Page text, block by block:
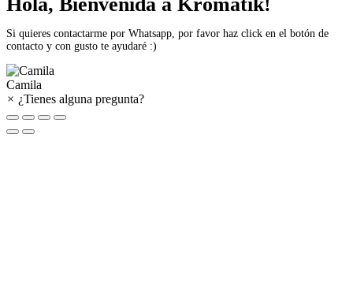
Si quieres contactarme por Whatsapp, por favor haz click en el botón de
contacto y con gusto te ayudaré :)
Camila
× ¿Tienes alguna pregunta?